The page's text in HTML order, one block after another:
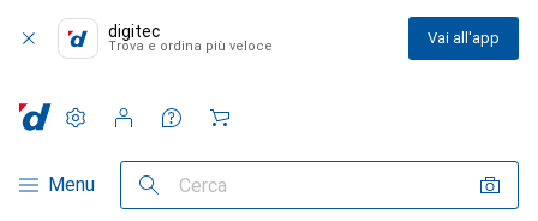
digitec
Trova e ordina più veloce Vai all'app
Categoria Navigazione
Menu Cerca
Impostazioni
Conto cliente
Liste di confronto
Liste dei desideri
Carrello